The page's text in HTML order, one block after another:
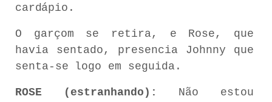
cardápio.
O garçom se retira, e Rose,
que
havia
sentado, presencia
Johnny que
senta-se
logo em seguida.
ROSE (estranhando):
Não estou